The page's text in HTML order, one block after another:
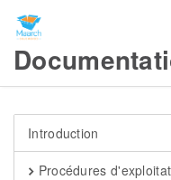
Introduction
Procédures